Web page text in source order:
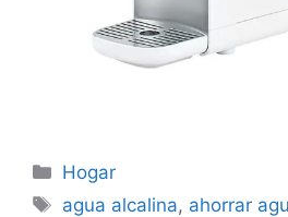
Categorías
Hogar
Etiquetas
agua alcalina, ahorrar